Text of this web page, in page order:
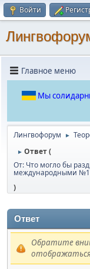
Войти
Главное меню
Мы
Лингвофорум ►
► Ответ (
От: Что могло бы
международными
)
Ответ
Обратите